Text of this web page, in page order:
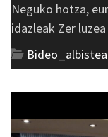
Neguko hotza,
idazleak Zer